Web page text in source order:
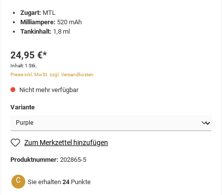
Zugart: MTL
Milliampere: 520 mAh
Tankinhalt: 1,8 ml
24,95 €*
Inhalt:1 Stk.
Preise inkl. MwSt. zzgl. Versandkosten
Nicht mehr verfügbar
Variante
Zum Merkzettel hinzufügen
Produktnummer: 202865-5
C Sie erhalten 24 Punkte